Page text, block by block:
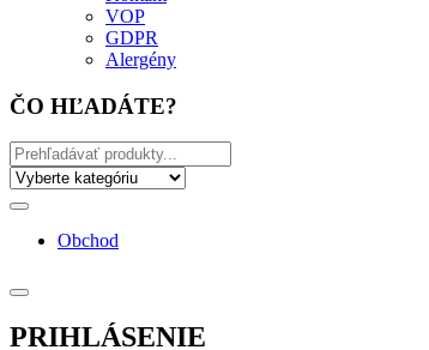
VOP
GDPR
Alergény
ČO HĽADÁTE?
Obchod
PRIHLÁSENIE